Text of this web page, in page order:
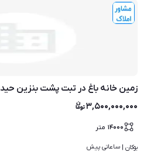
زمین خانه باغ در تبت پشت بنزین
۳,۵۰۰,۰۰۰,۰۰۰
۱۴۰۰۰ متر
بوکان | ساعاتی پیش